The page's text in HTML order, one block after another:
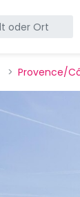
Provence/